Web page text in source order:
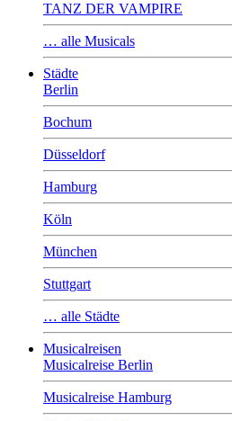
TANZ DER VAMPIRE
… alle Musicals
Städte
Berlin
Bochum
Düsseldorf
Hamburg
Köln
München
Stuttgart
… alle Städte
Musicalreisen
Musicalreise Berlin
Musicalreise Hamburg